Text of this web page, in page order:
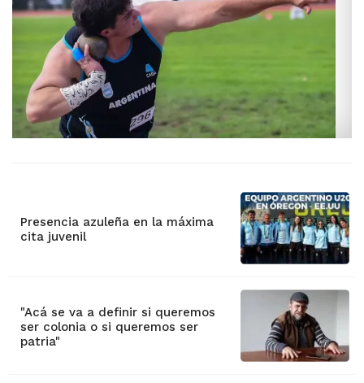
Presencia azuleña en la máxima
cita juvenil
"Acá se va a definir si queremos
ser colonia o si queremos ser
patria"